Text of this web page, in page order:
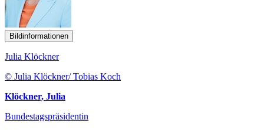
Bildinformationen
Julia Klöckner
© Julia Klöckner/ Tobias Koch
Klöckner, Julia
Bundestagspräsidentin